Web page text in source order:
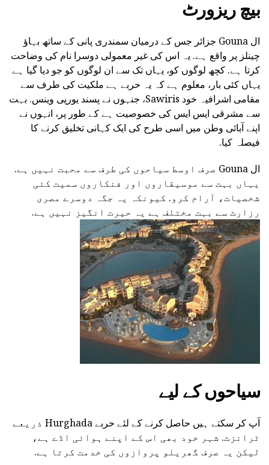
بیچ ریزورٹ
ال Gouna جزائر جس کے درمیان سمندری پانی کے ساتھ بہاؤ
چینلز پر واقع ہے. یہ اس کی غیر معمولی دوسرا نام کی وضاحت
کرتا ہے. کچھ لوگوں کو، یہاں تک سے ان لوگوں کو جو دیا گیا ہے
یہاں کئی بار، معلوم ہے کہ یہ حربے ہے ملکیت کی طرف سے
مقامی اشرافیہ خود Sawiris، جنہوں نے پسند یورپی وینس. بہت
سے مشرقی ایس ایس کی خصوصیت ہے کے طور پر، انہوں نے
اپنے آبائی وطن میں اسی طرح کی ایک کہانی تخلیق کرنے کا
فیصلہ کیا.
ال Gouna صرف اوسط سیاحوں کی طرف سے محبت نہیں ہے.
یہاں بہت سے موسیقاروں اور فنکاروں سمیت کئی
شخصیات، آرام کرو. کیونکہ یہ جگہ دوسرے مصری
رزارٹ سے بہت مختلف ہے یہ حیرت انگیز نہیں ہے.
سیاحوں کے لیے
آپ کر سکتے ہیں حاصل کرنے کے لئے حربے Hurghada ذریعے
ٹرانزٹ. شہر خود بھی اس کے اپنے ہوائی اڈے ہے،
لیکن یہ صرف گھریلو پروازوں کی خدمت کرتا ہے.